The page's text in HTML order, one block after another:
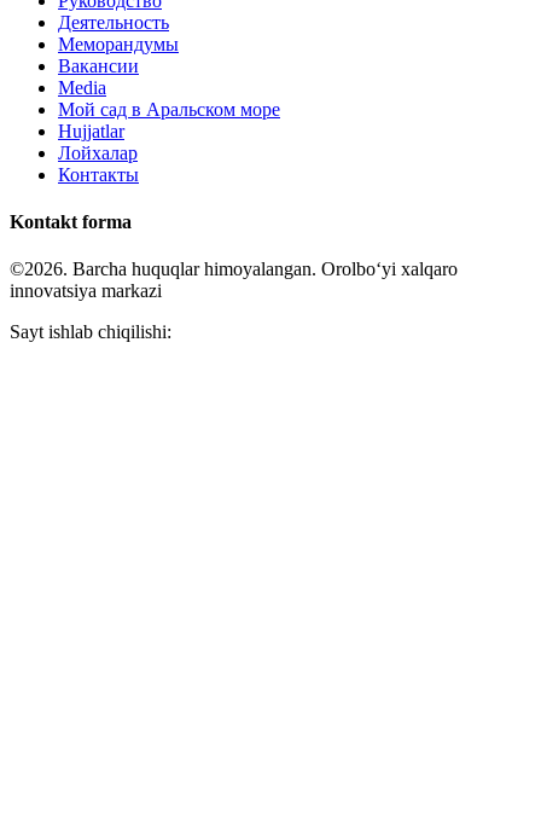
Деятельность
Меморандумы
Вакансии
Media
Мой сад в Аральском море
Hujjatlar
Лойхалар
Контакты
Kontakt forma
©2026. Barcha huquqlar himoyalangan. Orolboʻyi xalqaro
innovatsiya markazi
Sayt ishlab chiqilishi: